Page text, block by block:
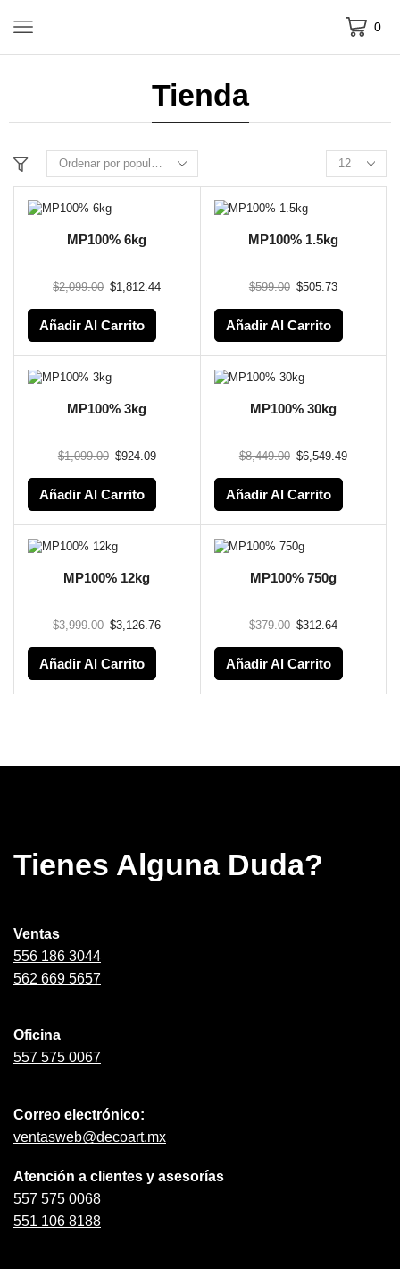
0
Tienda
MP100% 6kg
$2,099.00 $1,812.44
Añadir Al Carrito
MP100% 1.5kg
$599.00 $505.73
Añadir Al Carrito
MP100% 3kg
$1,099.00 $924.09
Añadir Al Carrito
MP100% 30kg
$8,449.00 $6,549.49
Añadir Al Carrito
MP100% 12kg
$3,999.00 $3,126.76
Añadir Al Carrito
MP100% 750g
$379.00 $312.64
Añadir Al Carrito
Tienes Alguna Duda?
Ventas
556 186 3044
562 669 5657
Oficina
557 575 0067
Correo electrónico:
ventasweb@decoart.mx
Atención a clientes y asesorías
557 575 0068
551 106 8188